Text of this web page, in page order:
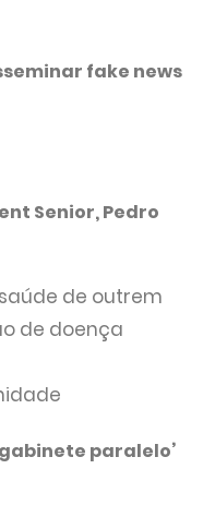
fake news
Senior, Pedro
de outrem
de doença
paralelo’